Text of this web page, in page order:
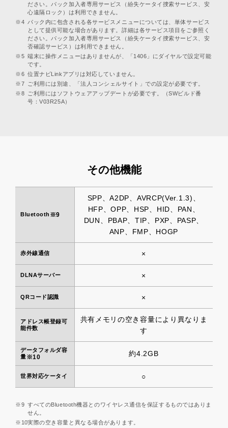
ださい。パック加入者専用サービス（紛失ケータイ捜索サービス、安
心遠隔ロック）は利用できません。
※4 パック内に包含される各サービスメニューについては、単体サービス
として提供可能な場合があります。詳細は各サービス項目をご参照く
ださい。パック加入者専用サービス（紛失ケータイ捜索サービス、安
否確認サービス）は利用できません。
※5 端末に操作メニューはありませんが、「1406」にダイヤルで設定可能
です。
※6 位置ナビLinkアプリは対応していません。
※7
ご利用には別途、「法人コンシェルサイト」での設定が必要です。
※8
ご利用にはソフトウェアアップデートが必要です。（SWビルド番
号：V03R25A）
その他機能
Bluetooth ※9
SPP、A2DP、AVRCP(Ver.1.3)、
HFP、OPP、HSP、HID、PAN、
DUN、PBAP、TIP、PXP、PASP、
ANP、FMP、HOGP
赤外線通信 ×
DLNAサーバー ×
QRコード認識 ×
アドレス帳登録可
能件数
共有メモリの空き容量により異なりま
す
データフォルダ容
量※10 約4.2GB
世界対応ケータイ ○
※9 すべてのBluetooth機器とのワイヤレス通信を保証するものではありま
せん。
※10実際の空き容量と異なる場合があります。